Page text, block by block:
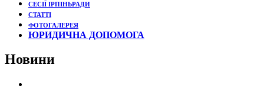
СЕСІЇ ІРПІНЬРАДИ
СТАТТІ
ФОТОГАЛЕРЕЯ
ЮРИДИЧНА ДОПОМОГА
Новини